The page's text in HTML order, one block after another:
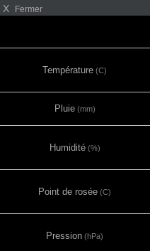
X Fermer
Température (C)
Pluie(mm)
Humidité(%)
Point de rosée (C)
Pression (hPa)